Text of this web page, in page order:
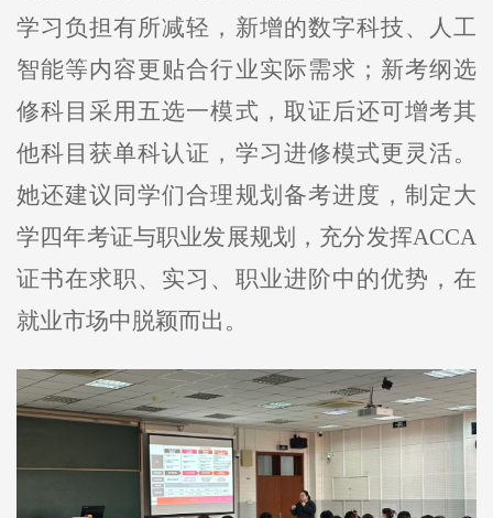
学习负担有所减轻，新增的数字科技、人工
智能等内容更贴合行业实际需求；新考纲选
修科目采用五选一模式，取证后还可增考其
他科目获单科认证，学习进修模式更灵活。
她还建议同学们合理规划备考进度，制定大
学四年考证与职业发展规划，充分发挥ACCA
证书在求职、实习、职业进阶中的优势，在
就业市场中脱颖而出。